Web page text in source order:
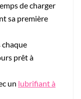
de charger
sa première
chaque
prêt à
un lubrifiant à